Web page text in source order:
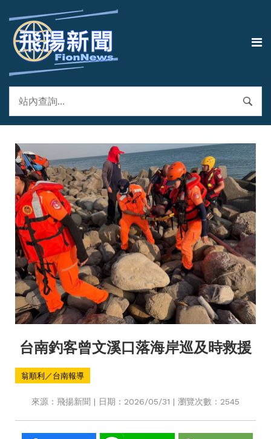
台南釣客曾文溪口落海岸巡及時救援
翁順利／台南報導
來源：飛揚新聞 | 日期：2026/05/31 | 瀏覽次數：2545